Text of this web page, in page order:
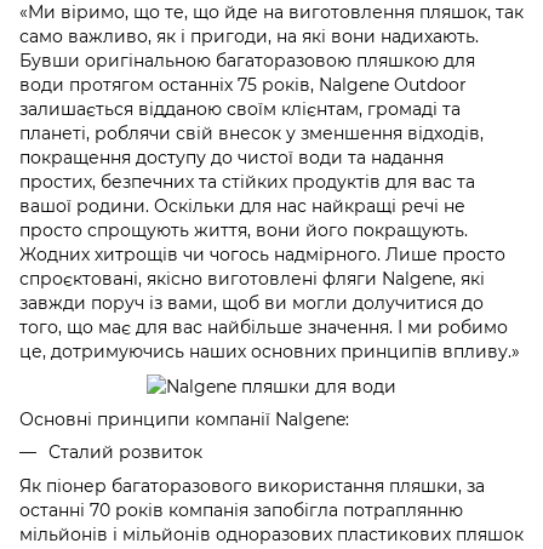
«Ми віримо, що те, що йде на виготовлення пляшок, так
само важливо, як і пригоди, на які вони надихають.
Бувши оригінальною багаторазовою пляшкою для
води протягом останніх 75 років, Nalgene Outdoor
залишається відданою своїм клієнтам, громаді та
планеті, роблячи свій внесок у зменшення відходів,
покращення доступу до чистої води та надання
простих, безпечних та стійких продуктів для вас та
вашої родини. Оскільки для нас найкращі речі не
просто спрощують життя, вони його покращують.
Жодних хитрощів чи чогось надмірного. Лише просто
спроєктовані, якісно виготовлені фляги Nalgene, які
завжди поруч із вами, щоб ви могли долучитися до
того, що має для вас найбільше значення. І ми робимо
це, дотримуючись наших основних принципів впливу.»
Основні принципи компанії Nalgene:
Сталий розвиток
Як піонер багаторазового використання пляшки, за
останні 70 років компанія запобігла потраплянню
мільйонів і мільйонів одноразових пластикових пляшок